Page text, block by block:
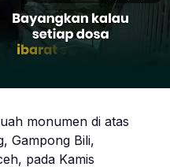
monumen di atas
Gampong Bili,
pada Kamis